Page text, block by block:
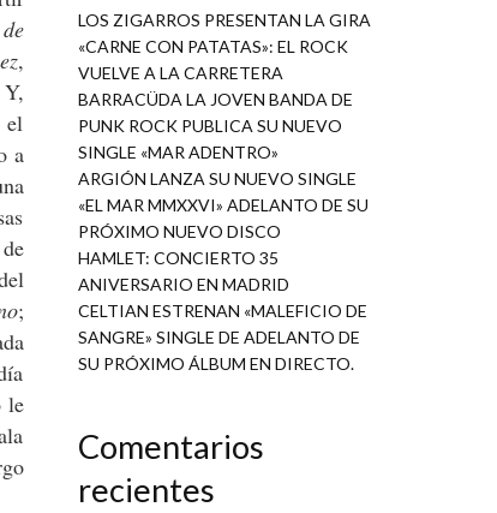
,
el
a
;
le
LOS ZIGARROS PRESENTAN LA GIRA
«CARNE CON PATATAS»: EL ROCK
VUELVE A LA CARRETERA
BARRACÜDA LA JOVEN BANDA DE
PUNK ROCK PUBLICA SU NUEVO
SINGLE «MAR ADENTRO»
ARGIÓN LANZA SU NUEVO SINGLE
«EL MAR MMXXVI» ADELANTO DE SU
PRÓXIMO NUEVO DISCO
HAMLET: CONCIERTO 35
ANIVERSARIO EN MADRID
CELTIAN ESTRENAN «MALEFICIO DE
SANGRE» SINGLE DE ADELANTO DE
SU PRÓXIMO ÁLBUM EN DIRECTO.
Comentarios
recientes